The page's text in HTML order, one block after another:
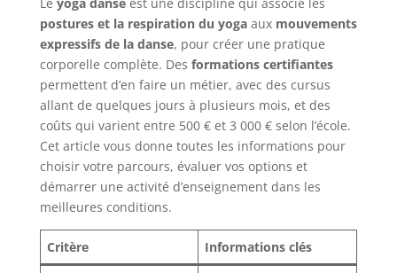
postures et la respiration du yogaaux mouvements
expressifs de la danse, pour créer une pratique
corporelle complète. Des formations certifiantes
permettent d’en faire un métier, avec des cursus
allant de quelques jours à plusieurs mois, et des
coûts qui varient entre 500 € et 3 000 € selon l’école.
Cet article vous donne toutes les informations pour
choisir votre parcours, évaluer vos options et
démarrer une activité d’enseignement dans les
meilleures conditions.
Critère Informations clés